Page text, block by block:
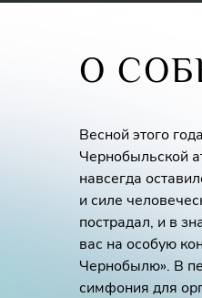
О
Весной этого
Чернобыльской
навсегда
и силе
пострадал, и в
вас на особую
Чернобылю». В
симфония для